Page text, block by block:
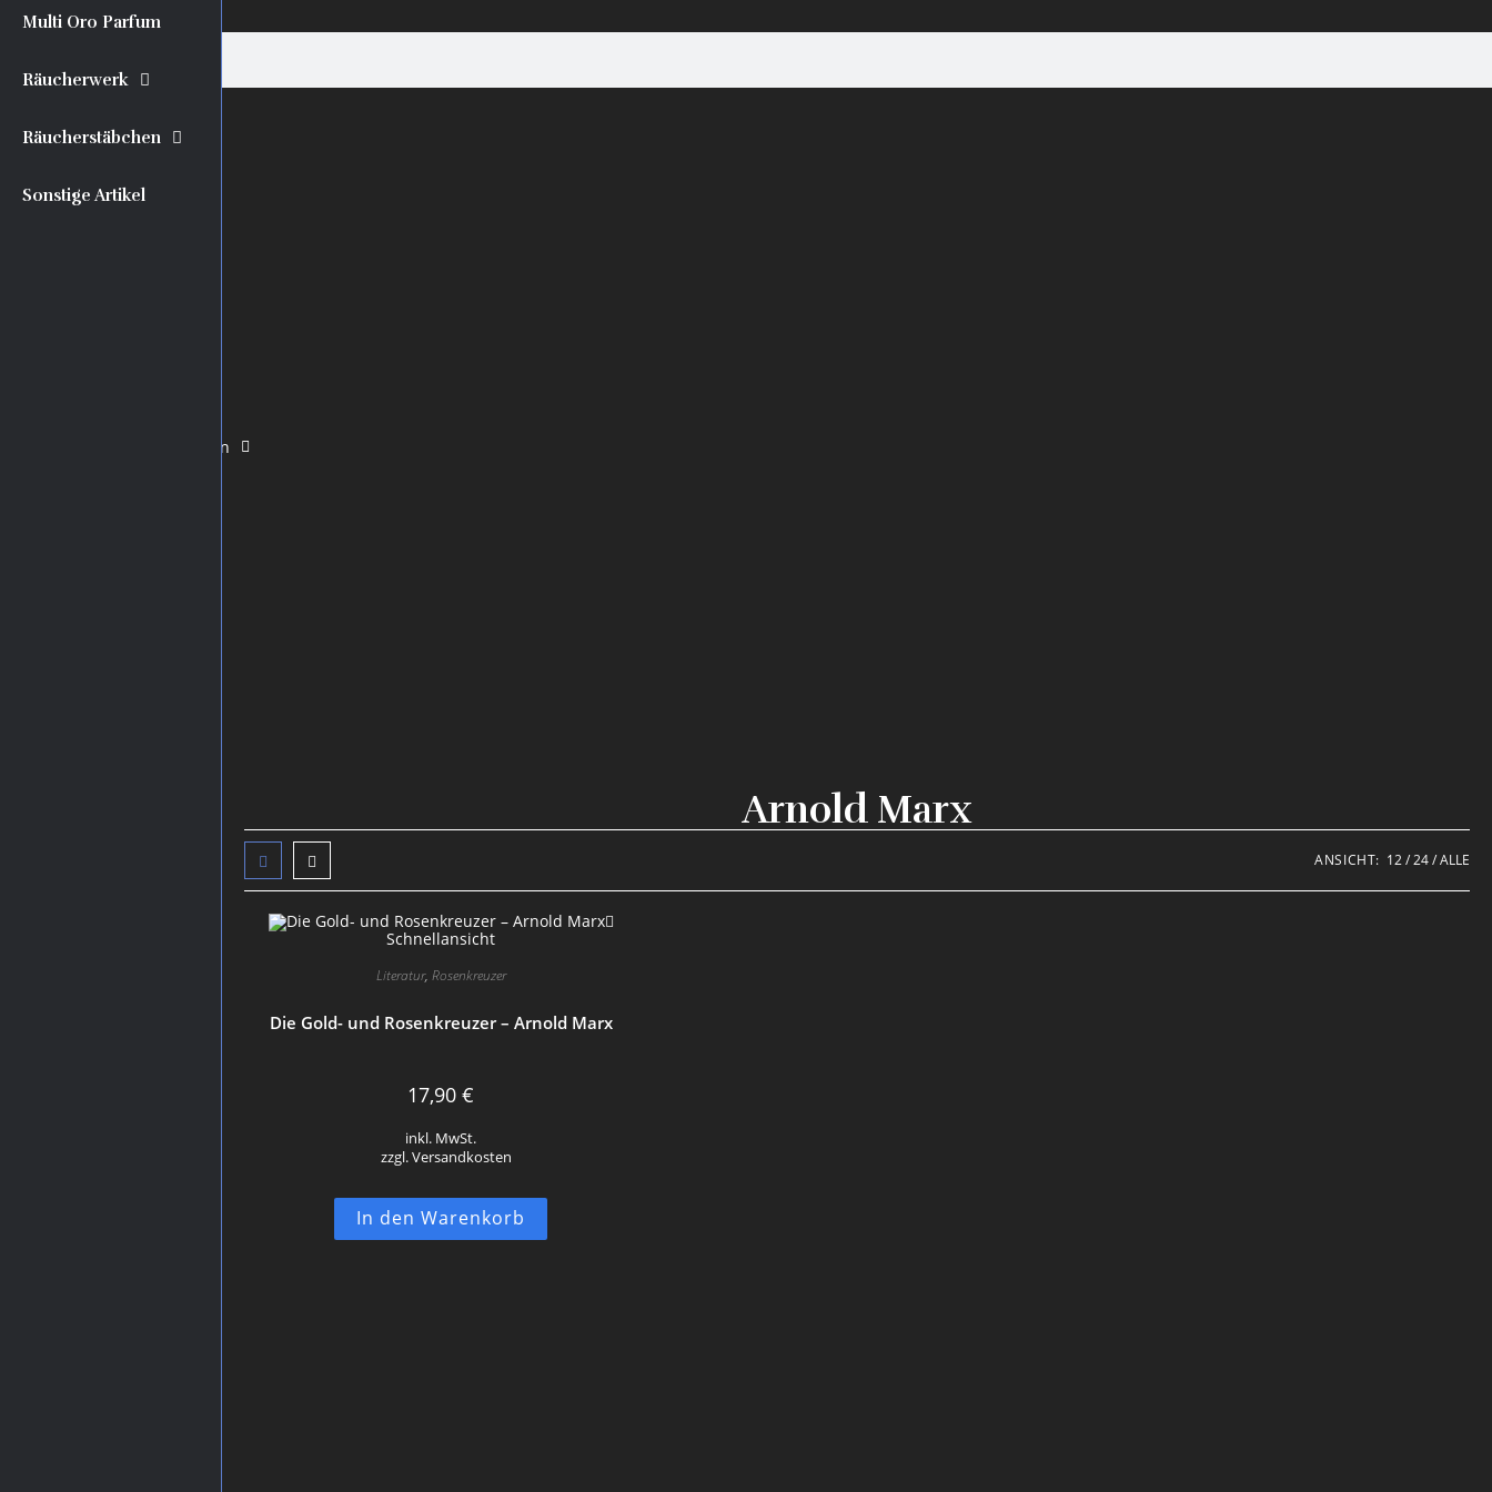
Neuerscheinungen
Literatur
Allgäuer Heilkräuter-Kerzen
Multi Oro Parfum
Räucherwerk
Räucherstäbchen
Sonstige Artikel
Arnold Marx
ANSICHT: 12 24 ALLE
Schnellansicht
Literatur, Rosenkreuzer
Die Gold- und Rosenkreuzer – Arnold Marx
17,90€
inkl. MwSt.
zzgl. Versandkosten
In den Warenkorb